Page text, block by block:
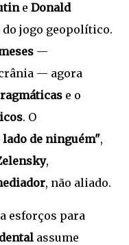
e Donald
jogo geopolítico.
—
— agora
e o
. O
de ninguém",
,
, não aliado.
esforços para
assume